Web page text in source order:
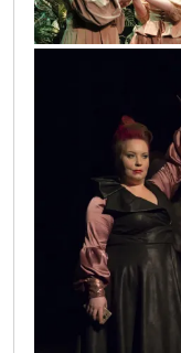
mg_5488a